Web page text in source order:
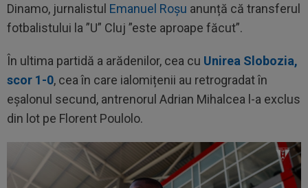
Dinamo, jurnalistul Emanuel Roșu anunță că transferul
fotbalistului la ”U” Cluj ”este aproape făcut”.
În ultima partidă a arădenilor, cea cu Unirea Slobozia,
scor 1-0, cea în care ialomițenii au retrogradat în
eșalonul secund, antrenorul Adrian Mihalcea l-a exclus
din lot pe Florent Poulolo.